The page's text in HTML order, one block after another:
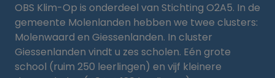
OBS Klim-Op is onderdeel van Stichting O2A5. In de
gemeente Molenlanden hebben we twee clusters:
Molenwaard en Giessenlanden. In cluster
Giessenlanden vindt u zes scholen. Eén grote
school (ruim 250 leerlingen) en vijf kleinere